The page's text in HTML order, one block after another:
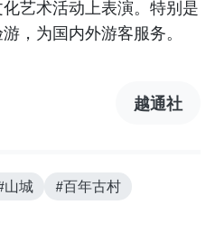
艺术活动上表演。特别是
，为国内外游客服务。
越通社
山城
#百年古村